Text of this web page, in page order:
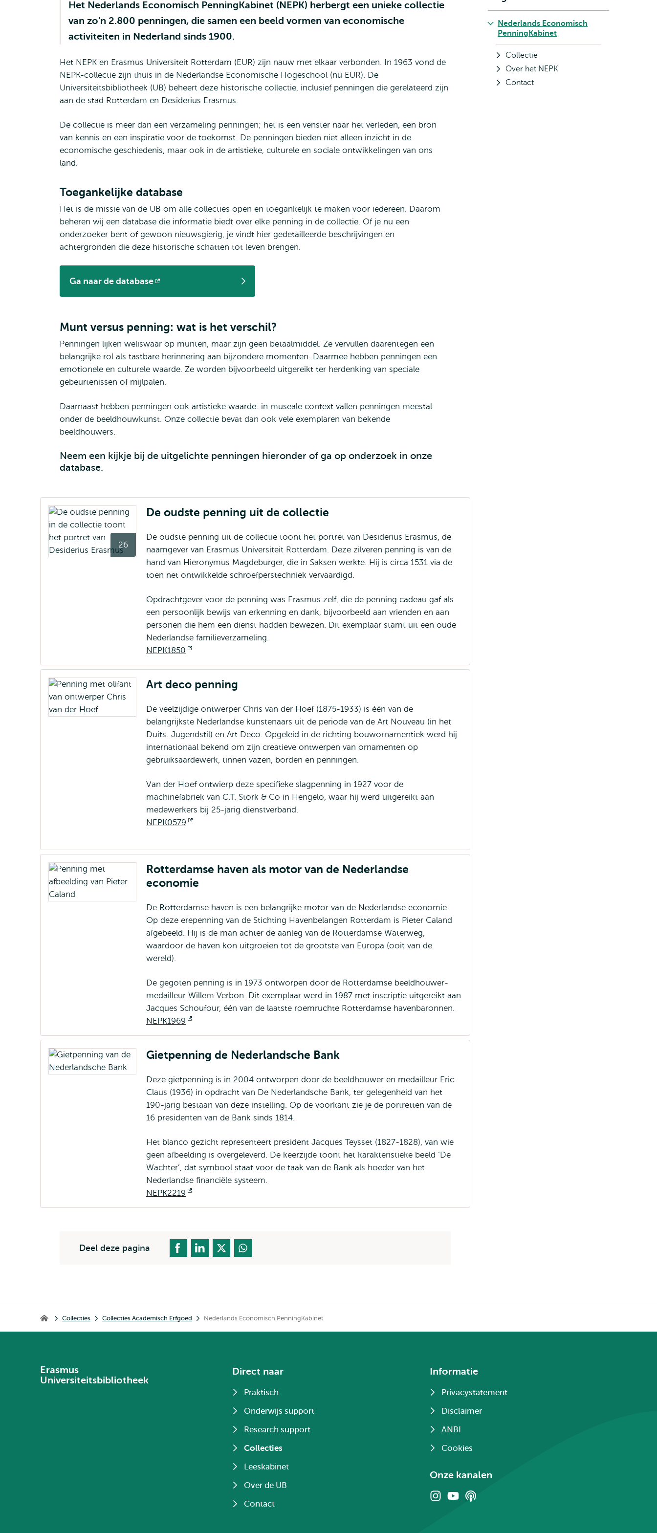
Het Nederlands Economisch PenningKabinet (NEPK) herbergt een unieke collectie
van zo'n 2.800 penningen, die samen een beeld vormen van economische
activiteiten in Nederland sinds 1900.
Het NEPK en Erasmus Universiteit Rotterdam (EUR) zijn nauw met elkaar verbonden. In 1963 vond de
NEPK-collectie zijn thuis in de Nederlandse Economische Hogeschool (nu EUR). De
Universiteitsbibliotheek (UB) beheert deze historische collectie, inclusief penningen die gerelateerd zijn
aan de stad Rotterdam en Desiderius Erasmus.
De collectie is meer dan een verzameling penningen; het is een venster naar het verleden, een bron
van kennis en een inspiratie voor de toekomst. De penningen bieden niet alleen inzicht in de
economische geschiedenis, maar ook in de artistieke, culturele en sociale ontwikkelingen van ons
land.
Toegankelijke database
Het is de missie van de UB om alle collecties open en toegankelijk te maken voor iedereen. Daarom
beheren wij een database die informatie biedt over elke penning in de collectie. Of je nu een
onderzoeker bent of gewoon nieuwsgierig, je vindt hier gedetailleerde beschrijvingen en
achtergronden die deze historische schatten tot leven brengen.
Ga naar de database
Opent
extern
Munt versus penning: wat is het verschil?
Penningen lijken weliswaar op munten, maar zijn geen betaalmiddel. Ze vervullen daarentegen een
belangrijke rol als tastbare herinnering aan bijzondere momenten. Daarmee hebben penningen een
emotionele en culturele waarde. Ze worden bijvoorbeeld uitgereikt ter herdenking van speciale
gebeurtenissen of mijlpalen.
Daarnaast hebben penningen ook artistieke waarde: in museale context vallen penningen meestal
onder de beeldhouwkunst. Onze collectie bevat dan ook vele exemplaren van bekende
beeldhouwers.
Neem een kijkje bij de uitgelichte penningen hieronder of ga op onderzoek in onze
database.
De oudste penning uit de collectie
De oudste penning uit de collectie toont het portret van Desiderius Erasmus, de
naamgever van Erasmus Universiteit Rotterdam. Deze zilveren penning is van de
hand van Hieronymus Magdeburger, die in Saksen werkte. Hij is circa 1531 via de
toen net ontwikkelde schroefperstechniek vervaardigd.
Opdrachtgever voor de penning was Erasmus zelf, die de penning cadeau gaf als
een persoonlijk bewijs van erkenning en dank, bijvoorbeeld aan vrienden en aan
personen die hem een dienst hadden bewezen. Dit exemplaar stamt uit een oude
Nederlandse familieverzameling.
NEPK1850
extern
26
Art deco penning
De veelzijdige ontwerper Chris van der Hoef (1875-1933) is één van de
belangrijkste Nederlandse kunstenaars uit de periode van de Art Nouveau (in het
Duits: Jugendstil) en Art Deco. Opgeleid in de richting bouwornamentiek werd hij
internationaal bekend om zijn creatieve ontwerpen van ornamenten op
gebruiksaardewerk, tinnen vazen, borden en penningen.
Van der Hoef ontwierp deze specifieke slagpenning in 1927 voor de
machinefabriek van C.T. Stork & Co in Hengelo, waar hij werd uitgereikt aan
medewerkers bij 25-jarig dienstverband.
NEPK0579
Rotterdamse haven als motor van de Nederlandse
economie
De Rotterdamse haven is een belangrijke motor van de Nederlandse economie.
Op deze erepenning van de Stichting Havenbelangen Rotterdam is Pieter Caland
afgebeeld. Hij is de man achter de aanleg van de Rotterdamse Waterweg,
waardoor de haven kon uitgroeien tot de grootste van Europa (ooit van de
wereld).
De gegoten penning is in 1973 ontworpen door de Rotterdamse beeldhouwer-
medailleur Willem Verbon. Dit exemplaar werd in 1987 met inscriptie uitgereikt aan
Jacques Schoufour, één van de laatste roemruchte Rotterdamse havenbaronnen.
NEPK1969
extern
Gietpenning de Nederlandsche Bank
Deze gietpenning is in 2004 ontworpen door de beeldhouwer en medailleur Eric
Claus (1936) in opdracht van De Nederlandsche Bank, ter gelegenheid van het
190-jarig bestaan van deze instelling. Op de voorkant zie je de portretten van de
16 presidenten van de Bank sinds 1814.
Het blanco gezicht representeert president Jacques Teysset (1827-1828), van wie
geen afbeelding is overgeleverd. De keerzijde toont het karakteristieke beeld ‘De
Wachter’, dat symbool staat voor de taak van de Bank als hoeder van het
Nederlandse financiële systeem.
NEPK2219
extern
Deel deze pagina
Nederlands Economisch
PenningKabinet
Collectie
Over het NEPK
Contact
Universiteitsbibliotheek
Collecties Collecties Academisch Erfgoed Nederlands Economisch PenningKabinet
Erasmus
Universiteitsbibliotheek
Direct naar
Praktisch
Onderwijs support
Research support
Collecties
Leeskabinet
Over de UB
Contact
Informatie
Privacystatement
Disclaimer
ANBI
Cookies
Onze kanalen
Instagram
Youtube